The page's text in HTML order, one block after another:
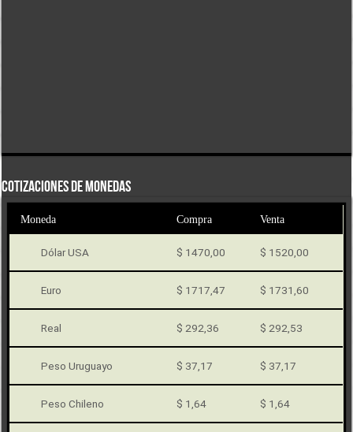
COTIZACIONES DE MONEDAS
Moneda Compra Venta
Dólar USA $ 1470,00 $ 1520,00
Euro $ 1717,47 $ 1731,60
Real $ 292,36 $ 292,53
Peso Uruguayo $ 37,17 $ 37,17
Peso Chileno $ 1,64 $ 1,64